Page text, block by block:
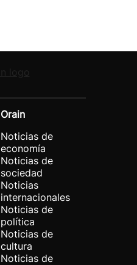
Orain
Noticias de
economía
Noticias de
sociedad
Noticias
internacionales
Noticias de
política
Noticias de
cultura
Noticias de